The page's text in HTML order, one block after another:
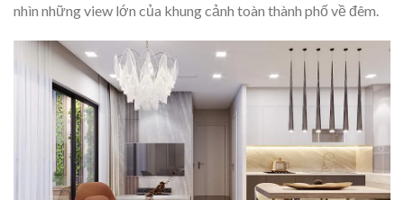
nhìn những view lớn của khung cảnh toàn thành phố về đêm.